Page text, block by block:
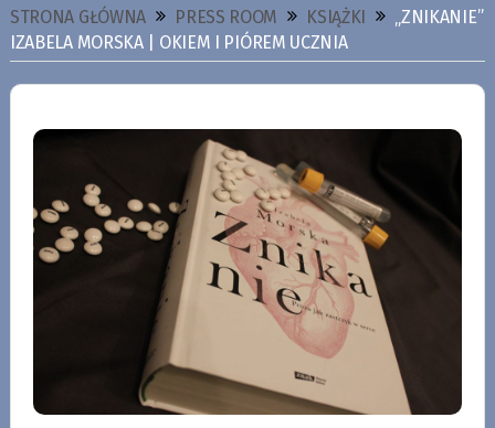
STRONA GŁÓWNA PRESS ROOM KSIĄŻKI
„ZNIKANIE”
IZABELA MORSKA | OKIEM I PIÓREM UCZNIA